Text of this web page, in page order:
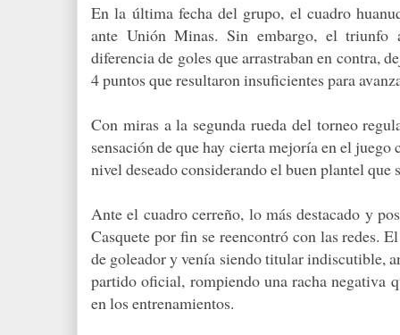
En la última fecha del grupo, el cuadro
ante Unión Minas. Sin embargo, el triunfo
diferencia de goles que arrastraban en contra,
4 puntos que resultaron insuficientes para
Con miras a la segunda rueda del torneo
sensación de que hay cierta mejoría en el
nivel deseado considerando el buen plantel que
Ante el cuadro cerreño, lo más destacado y
Casquete por fin se reencontró con las redes.
de goleador y venía siendo titular indiscutible,
partido oficial, rompiendo una racha negativa
en los entrenamientos.